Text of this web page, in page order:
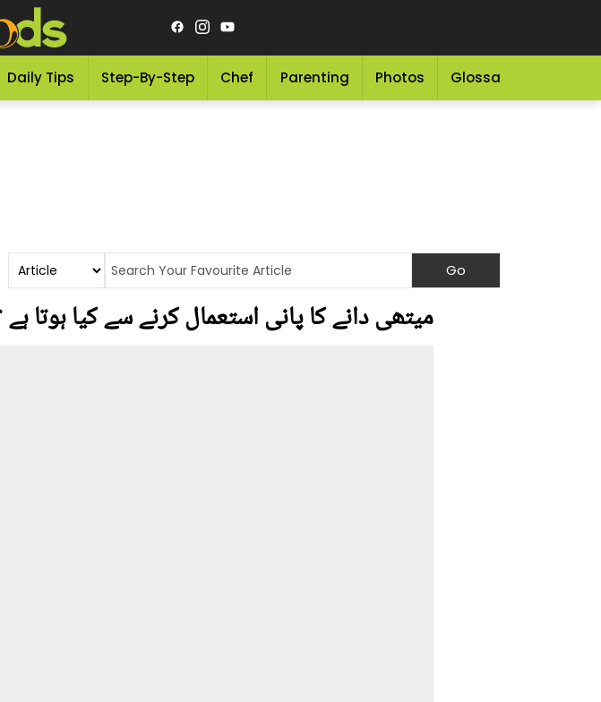
Daily Tips Step-By-Step Chef Parenting Photos Glossary
میتھی دانے کا پانی استعمال کرنے سے کیا